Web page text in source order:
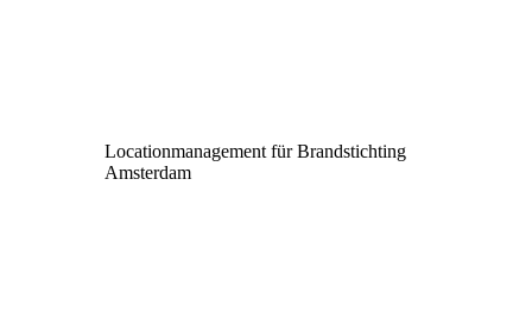
Locationmanagement für Brandstichting
Amsterdam